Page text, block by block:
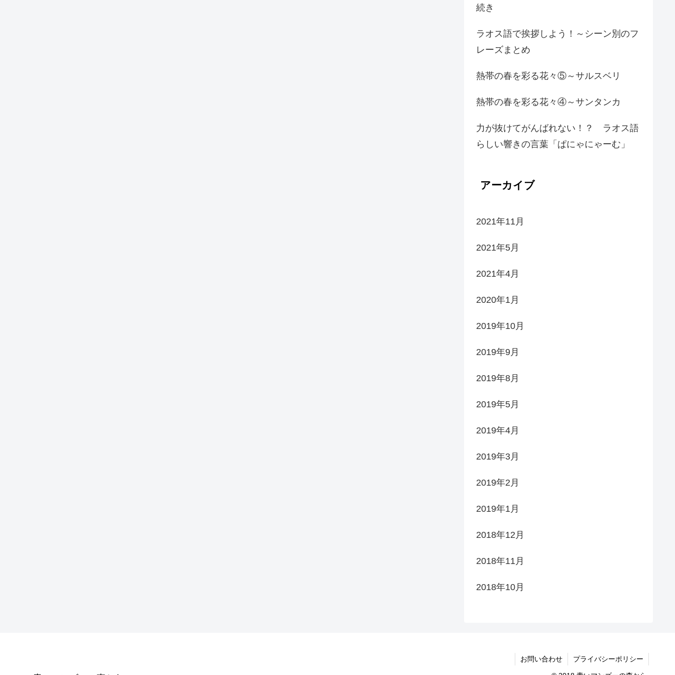
続き
ラオス語で挨拶しよう！～シーン別のフ
レーズまとめ
熱帯の春を彩る花々⑤～サルスベリ
熱帯の春を彩る花々④～サンタンカ
力が抜けてがんばれない！？ ラオス語
らしい響きの言葉「ぱにゃにゃーむ」
アーカイブ
2021年11月
2021年5月
2021年4月
2020年1月
2019年10月
2019年9月
2019年8月
2019年5月
2019年4月
2019年3月
2019年2月
2019年1月
2018年12月
2018年11月
2018年10月
お問い合わせ プライバシーポリシー